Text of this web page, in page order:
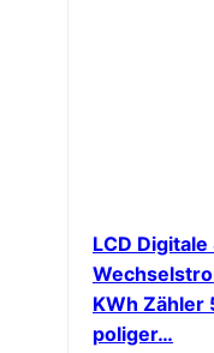
LCD
KWh Zähler
poliger…